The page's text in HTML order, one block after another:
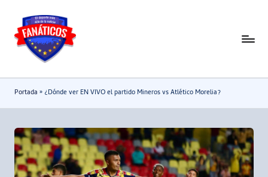
Saltar
contenido
F
n
a
t
i
c
Noticias
deportivas
-
Mundial
2026
Portada » ¿Dónde ver EN VIVO el partido Mineros vs Atlético Morelia?